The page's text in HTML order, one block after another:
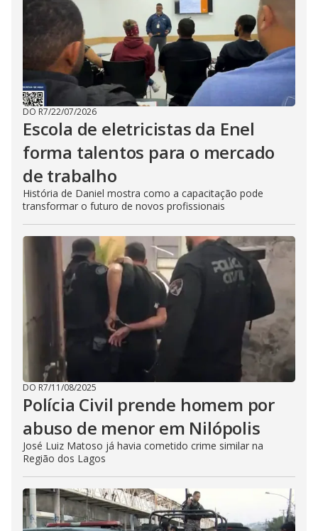
DO R7/22/07/2026
Escola de eletricistas da Enel
forma talentos para o mercado
de trabalho
História de Daniel mostra como a capacitação pode
transformar o futuro de novos profissionais
DO R7/11/08/2025
Polícia Civil prende homem por
abuso de menor em Nilópolis
José Luiz Matoso já havia cometido crime similar na
Região dos Lagos